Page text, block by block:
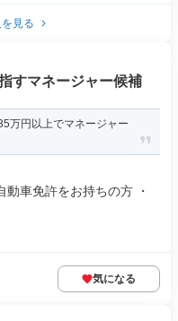
見る
すマネージャー候補
万円以上でマネージャー
車免許をお持ちの方 ・
気になる